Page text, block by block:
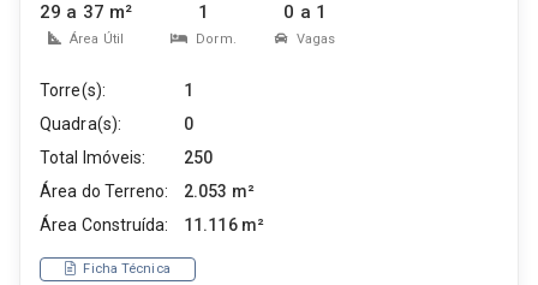
29 a 37 m²
Área Útil
1
Dorm.
0 a 1
Vagas
Torre(s):
1
Quadra(s):
0
Total Imóveis:
250
Área do Terreno:
2.053 m²
Área Construída:
11.116 m²
Ficha Técnica